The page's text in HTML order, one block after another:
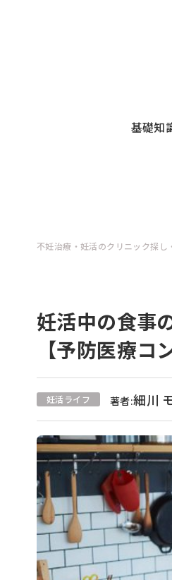
基礎知
不妊治療・妊活のクリニック探し
妊活中の食事
【予防医療コ
妊活ライフ 著者:細川